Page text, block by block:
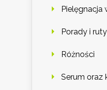
Pielęgnacja
Porady i
Różności
Serum oraz